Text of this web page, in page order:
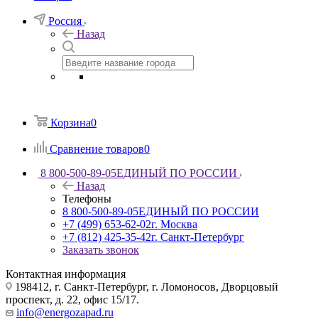
Россия
Назад
Корзина0
Сравнение товаров0
8 800-500-89-05ЕДИНЫЙ ПО РОССИИ
Назад
Телефоны
8 800-500-89-05ЕДИНЫЙ ПО РОССИИ
+7 (499) 653-62-02г. Москва
+7 (812) 425-35-42г. Санкт-Петербург
Заказать звонок
Контактная информация
198412, г. Санкт-Петербург, г. Ломоносов, Дворцовый
проспект, д. 22, офис 15/17.
info@energozapad.ru